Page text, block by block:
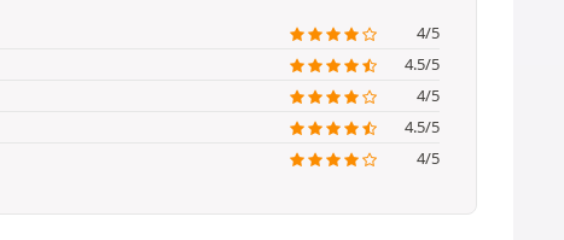
4/5
4.5/5
4/5
4.5/5
4/5